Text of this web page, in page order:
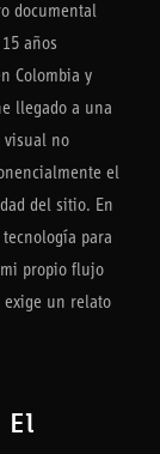
documental
años
Colombia y
llegado a una
visual no
el
del sitio. En
para
propio flujo
un relato
El